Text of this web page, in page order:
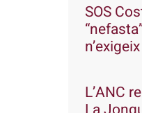
SOS
L’ANC